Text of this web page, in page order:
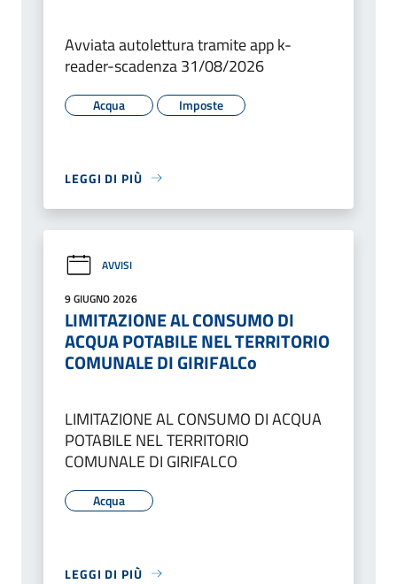
Avviata autolettura tramite app k-
reader-scadenza 31/08/2026
Acqua Imposte
LEGGI DI PIÙ
AVVISI
9 GIUGNO 2026
LIMITAZIONE AL CONSUMO DI
ACQUA POTABILE NEL TERRITORIO
COMUNALE DI GIRIFALCo
LIMITAZIONE AL CONSUMO DI ACQUA
POTABILE NEL TERRITORIO
COMUNALE DI GIRIFALCO
Acqua
LEGGI DI PIÙ